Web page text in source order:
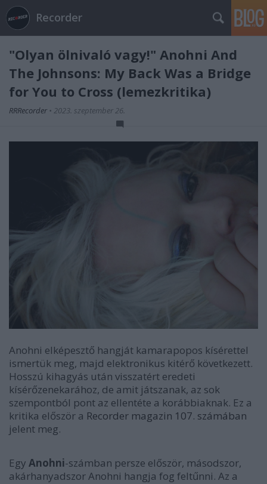
Recorder
"Olyan ölnivaló vagy!" Anohni And
The Johnsons: My Back Was a Bridge
for You to Cross (lemezkritika)
RRRecorder • 2023. szeptember 26.
Anohni elképesztő hangját kamarapopos kísérettel
ismertük meg, majd elektronikus kitérő következett.
Hosszú kihagyás után visszatért eredeti
kísérőzenekarához, de amit játszanak, az sok
szempontból pont az ellentéte a korábbiaknak. Ez a
kritika először a Recorder magazin 107. számában
jelent meg.
Egy Anohni-számban persze először, másodszor,
akárhanyadszor Anohni hangja fog feltűnni. Az a